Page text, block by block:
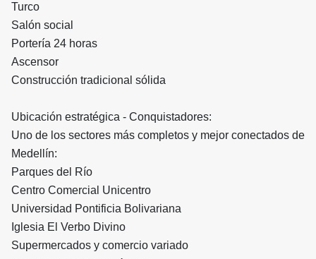
Turco
Salón social
Portería 24 horas
Ascensor
Construcción tradicional sólida
Ubicación estratégica - Conquistadores:
Uno de los sectores más completos y mejor conectados de
Medellín:
Parques del Río
Centro Comercial Unicentro
Universidad Pontificia Bolivariana
Iglesia El Verbo Divino
Supermercados y comercio variado